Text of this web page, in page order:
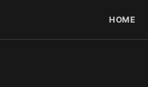
HOME